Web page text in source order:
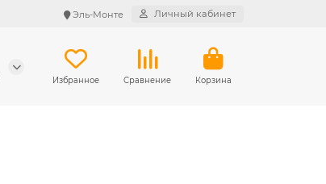
Эль-Монте Личный кабинет
Избранное Сравнение Корзина